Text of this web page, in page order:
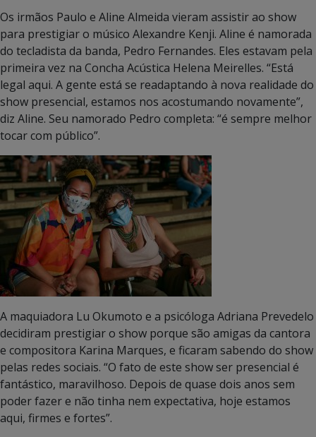
Os irmãos Paulo e Aline Almeida vieram assistir ao show
para prestigiar o músico Alexandre Kenji. Aline é namorada
do tecladista da banda, Pedro Fernandes. Eles estavam pela
primeira vez na Concha Acústica Helena Meirelles. “Está
legal aqui. A gente está se readaptando à nova realidade do
show presencial, estamos nos acostumando novamente”,
diz Aline. Seu namorado Pedro completa: “é sempre melhor
tocar com público”.
A maquiadora Lu Okumoto e a psicóloga Adriana Prevedelo
decidiram prestigiar o show porque são amigas da cantora
e compositora Karina Marques, e ficaram sabendo do show
pelas redes sociais. “O fato de este show ser presencial é
fantástico, maravilhoso. Depois de quase dois anos sem
poder fazer e não tinha nem expectativa, hoje estamos
aqui, firmes e fortes”.